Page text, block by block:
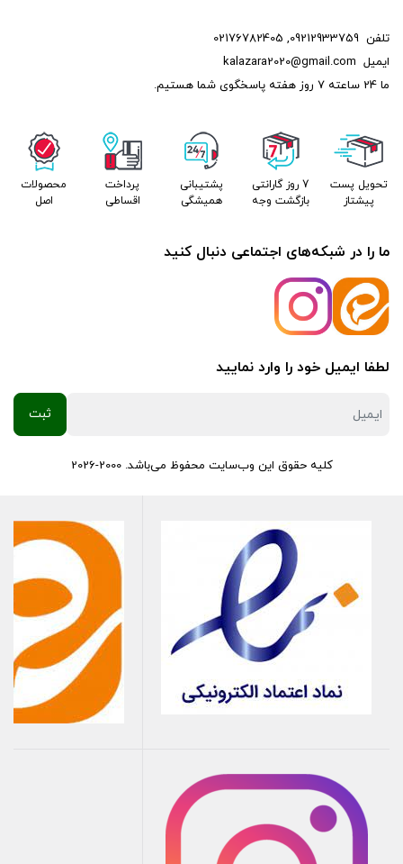
تلفن 09212933759
,
02176782405
ایمیل kalazara2020@gmail.com
ما 24 ساعته 7 روز هفته پاسخگوی شما هستیم.
تحویل پست
پیشتاز
7 روز گارانتی
بازگشت وجه
پشتیبانی
همیشگی
پرداخت
اقساطی
محصولات
اصل
ما را در شبکه‌های اجتماعی دنبال کنید
لطفا ایمیل خود را وارد نمایید
کلیه حقوق این وب‌سایت محفوظ می‌باشد. 2000-2026